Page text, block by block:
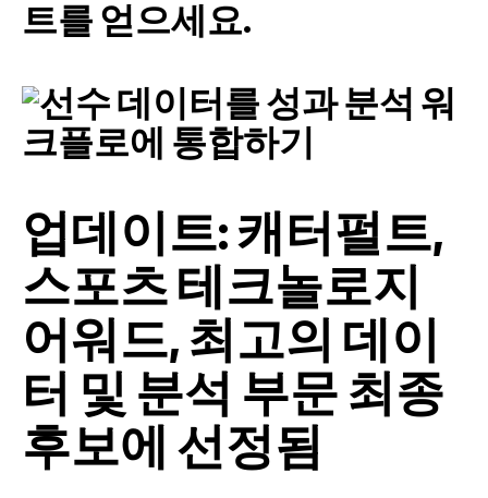
트를 얻으세요.
업데이트: 캐터펄트,
스포츠 테크놀로지
어워드, 최고의 데이
터 및 분석 부문 최종
후보에 선정됨